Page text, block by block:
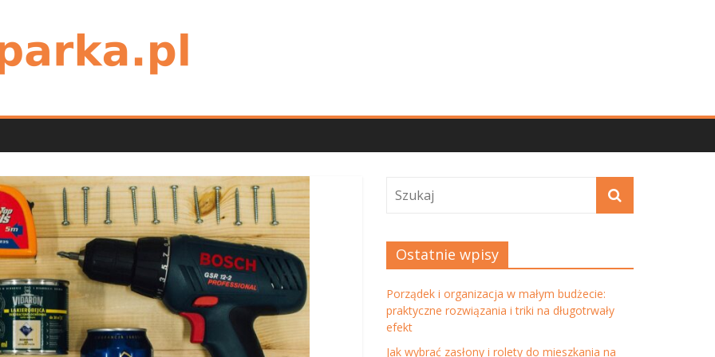
Ostatnie wpisy
Porządek i organizacja w małym budżecie:
praktyczne rozwiązania i triki na długotrwały
efekt
Jak wybrać zasłony i rolety do mieszkania na